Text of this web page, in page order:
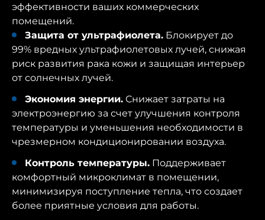
эффективности ваших коммерческих
помещений.
Защита от ультрафиолета. Блокирует до
99% вредных ультрафиолетовых лучей, снижая
риск развития рака кожи и защищая интерьер
от солнечных лучей.
Экономия энергии. Снижает затраты на
электроэнергию за счет улучшения контроля
температуры и уменьшения необходимости в
чрезмерном кондиционировании воздуха.
Контроль температуры. Поддерживает
комфортный микроклимат в помещении,
минимизируя поступление тепла, что создает
более приятные условия для работы.